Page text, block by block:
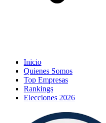
Inicio
Quienes Somos
Top Empresas
Rankings
Elecciones 2026